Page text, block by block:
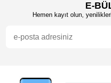
E-
Hemen kayıt olun,